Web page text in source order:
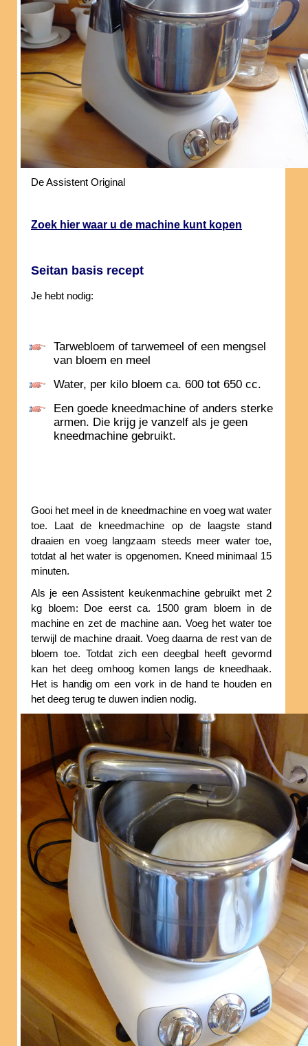
De Assistent Original
Zoek hier waar u de machine kunt kopen
Seitan basis recept
Je hebt nodig:
Tarwebloem of tarwemeel of een mengsel
van bloem en meel
Water, per kilo bloem ca. 600 tot 650 cc.
Een goede kneedmachine of anders sterke
armen. Die krijg je vanzelf als je geen
kneedmachine gebruikt.
Gooi het meel in de kneedmachine en voeg wat water
toe. Laat de kneedmachine op de laagste stand
draaien en voeg langzaam steeds meer water toe,
totdat al het water is opgenomen. Kneed minimaal 15
minuten.
Als je een Assistent keukenmachine gebruikt met 2
kg bloem: Doe eerst ca. 1500 gram bloem in de
machine en zet de machine aan. Voeg het water toe
terwijl de machine draait. Voeg daarna de rest van de
bloem toe. Totdat zich een deegbal heeft gevormd
kan het deeg omhoog komen langs de kneedhaak.
Het is handig om een vork in de hand te houden en
het deeg terug te duwen indien nodig.